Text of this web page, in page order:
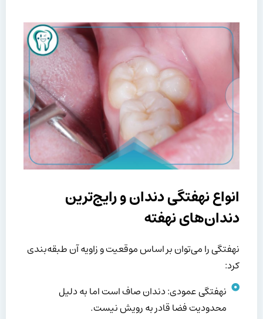
انواع نهفتگی دندان و رایج‌ترین
دندان‌های نهفته
نهفتگی را می‌توان بر اساس موقعیت و زاویه آن طبقه‌بندی
کرد:
نهفتگی عمودی: دندان صاف است اما به دلیل
محدودیت فضا قادر به رویش نیست.